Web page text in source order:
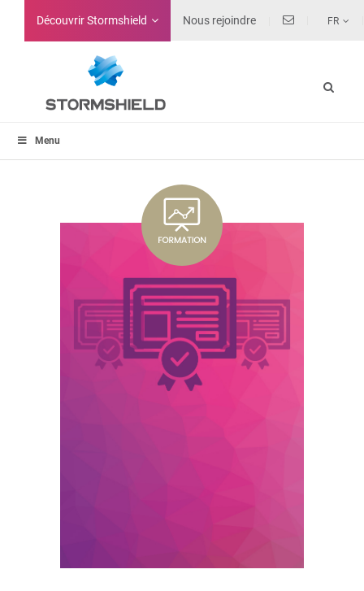
Découvrir Stormshield Nous rejoindre FR
Menu